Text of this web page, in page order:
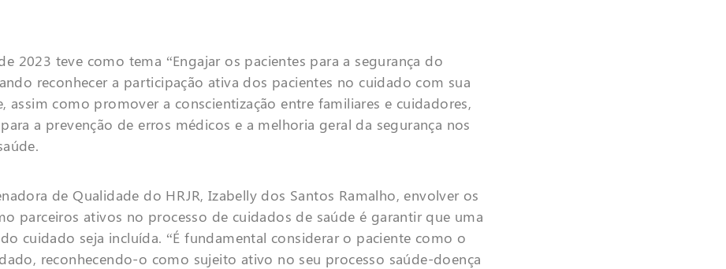
2023 teve como tema “Engajar os pacientes para a segurança do
reconhecer a participação ativa dos pacientes no cuidado com sua
assim como promover a conscientização entre familiares e cuidadores,
a prevenção de erros médicos e a melhoria geral da segurança nos
de Qualidade do HRJR, Izabelly dos Santos Ramalho, envolver os
parceiros ativos no processo de cuidados de saúde é garantir que uma
cuidado seja incluída. “É fundamental considerar o paciente como o
reconhecendo-o como sujeito ativo no seu processo saúde-doença